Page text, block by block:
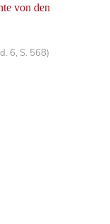
von den
6, S. 568)